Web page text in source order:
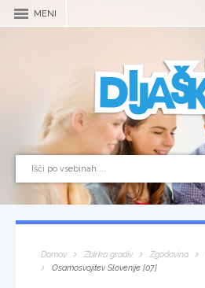
MENI
Domov Zbirka gradiv Zgodovina
Osamosvojitev Slovenije [07]